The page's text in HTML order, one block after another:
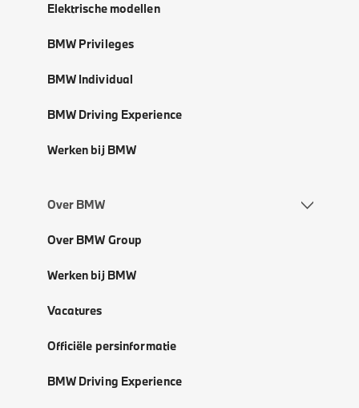
Elektrische modellen
BMW Privileges
BMW Individual
BMW Driving Experience
Werken bij BMW
Over BMW
Over BMW Group
Werken bij BMW
Vacatures
Officiële persinformatie
BMW Driving Experience